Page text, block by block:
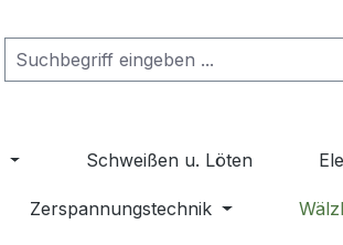
Schweißen u. Löten
Zerspannungstechnik